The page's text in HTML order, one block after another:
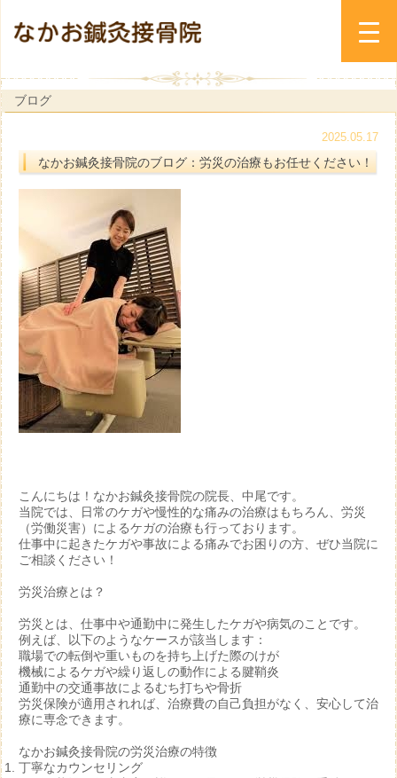
ブログ
2025.05.17
なかお鍼灸接骨院のブログ：労災の治療もお任せください！
こんにちは！なかお鍼灸接骨院の院長、中尾です。
当院では、日常のケガや慢性的な痛みの治療はもちろん、 労災
（労働災害）によるケガの治療も行っております。
仕事中に起きたケガや事故による痛みでお困りの方、ぜひ当院に
ご相談ください！
労災治療とは？
労災とは、仕事中や通勤中に発生したケガや病気のことです。
例えば、以下のようなケースが該当します：
職場での転倒や重いものを持ち上げた際のけが
機械によるケガや繰り返しの動作による腱鞘炎
通勤中の交通事故によるむち打ちや骨折
労災保険が適用されれば、治療費の自己負担がなく、安心して治
療に専念できます。
なかお鍼灸接骨院の労災治療の特徴
丁寧なカウンセリング